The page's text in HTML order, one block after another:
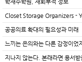
학재수학원, 재회부적 정보
Closet Storage Organizers -
공공의료 확대의 필요성과 미래
느끼는 은의와는 다른 감정이었
지나지 않는다. 본래라면 용서받